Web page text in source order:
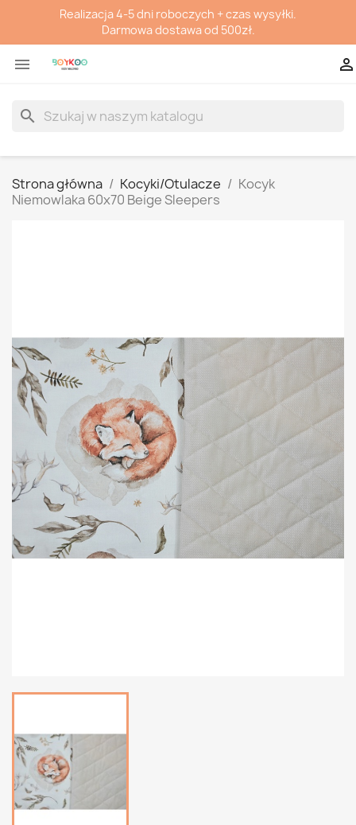
Realizacja 4-5 dni roboczych + czas wysyłki.
Darmowa dostawa od 500zł.
 
search
Strona główna Kocyki/Otulacze
Kocyk
Niemowlaka 60x70 Beige Sleepers